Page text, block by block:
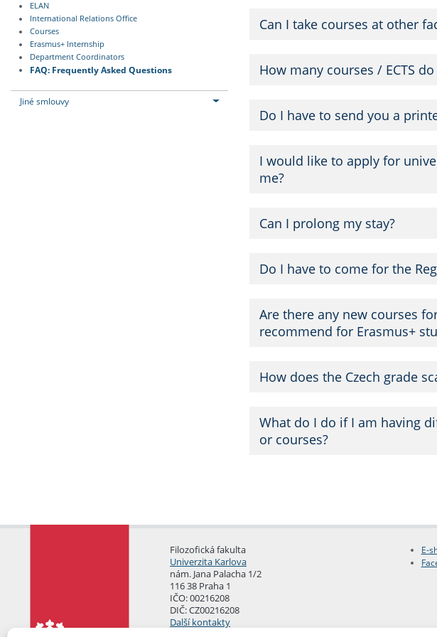
ELAN
International Relations Office
Courses
Erasmus+ Internship
Department Coordinators
FAQ: Frequently Asked Questions
Jiné smlouvy
Can I take courses at other
How many courses / ECTS
Do I have to send you a
I would like to apply for
me?
Can I prolong my stay?
Do I have to come for the
Are there any new courses
recommend for Erasmus+
How does the Czech grade
What do I do if I am having
or courses?
Filozofická fakulta
Univerzita Karlova
nám. Jana Palacha 1/2
116 38 Praha 1
IČO: 00216208
DIČ: CZ00216208
Další kontakty
E-